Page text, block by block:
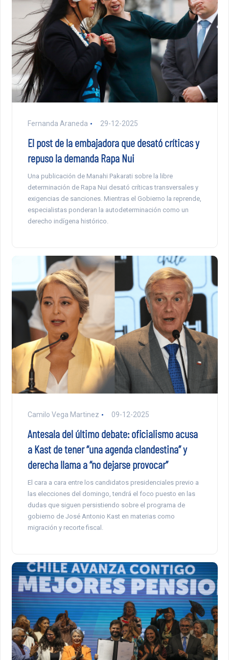
Fernanda Araneda 29-12-2025
El post de la embajadora que desató críticas y
repuso la demanda Rapa Nui
Una publicación de Manahi Pakarati sobre la libre
determinación de Rapa Nui desató críticas transversales y
exigencias de sanciones. Mientras el Gobierno la reprende,
especialistas ponderan la autodeterminación como un
derecho indígena histórico.
Camilo Vega Martinez 09-12-2025
Antesala del último debate: oficialismo acusa
a Kast de tener “una agenda clandestina” y
derecha llama a “no dejarse provocar”
El cara a cara entre los candidatos presidenciales previo a
las elecciones del domingo, tendrá el foco puesto en las
dudas que siguen persistiendo sobre el programa de
gobierno de José Antonio Kast en materias como
migración y recorte fiscal.